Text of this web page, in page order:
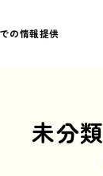
の情報提供
未分類